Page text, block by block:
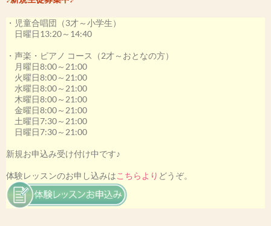
その他、アプリーレの生徒さん20名が受賞いたしました。
私も最優秀指導者賞を受賞いたしました。
［第53回カワイ音楽コンクール2020］
-本選出場決定-
井上わかなさん
小林ゆいかさん
その他、アプリーレの生徒さん18名が受賞いたしました。
この年は、コロナウイルスの影響により本選大会が中止になってし
まいましたが、素晴らしい演奏でした。
[第52回カワイ音楽コンクール2019]
本選大会にて、
松尾ゆうなさん 優勝(金賞)
日向野こうさん 銀賞
その他、アプリーレの生徒さん17名が受賞いたしました。
・児童合唱団（3才～小学生）
日曜日13:20～14:40
・声楽・ピアノ コース（2才～おとなの方）
月曜日8:00～21:00
火曜日8:00～21:00
水曜日8:00～21:00
木曜日8:00～21:00
金曜日8:00～21:00
土曜日7:30～21:00
日曜日7:30～21:00
新規お申込み受け付け中です♪
体験レッスンのお申し込みはこちらより どうぞ。